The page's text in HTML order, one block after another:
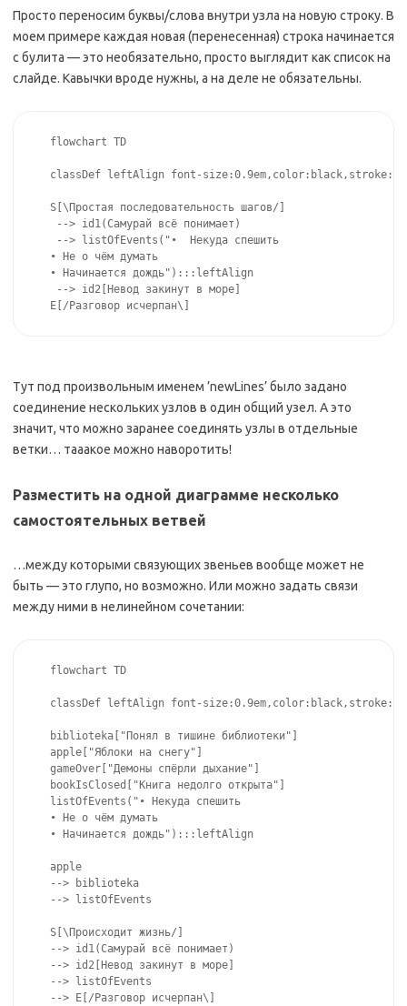
Просто переносим буквы/слова внутри узла на новую строку. В
моем примере каждая новая (перенесенная) строка начинается
с булита — это необязательно, просто выглядит как список на
слайде. Кавычки вроде нужны, а на деле не обязательны.
flowchart TD
classDef leftAlign font-
S[\Простая последовательность шагов/]
--> id1(Самурай всё понимает)
--> listOfEvents("•  Некуда спешить
• Не о чём думать
• Начинается дождь"):::leftAlign
--> id2[Невод закинут в море]
Тут под произвольным именем ’newLines’ было задано
соединение нескольких узлов в один общий узел. А это
значит, что можно заранее соединять узлы в отдельные
ветки… тааакое можно наворотить!
Разместить на одной диаграмме несколько
самостоятельных ветвей
…между которыми связующих звеньев вообще может не
быть — это глупо, но возможно. Или можно задать связи
между ними в нелинейном сочетании:
flowchart TD
classDef leftAlign font-
biblioteka["Понял в тишине библиотеки"]
apple["Яблоки на снегу"]
gameOver["Демоны спёрли дыхание"]
bookIsClosed["Книга недолго открыта"]
listOfEvents("• Некуда спешить
• Не о чём думать
• Начинается дождь"):::leftAlign
apple
--> biblioteka
--> listOfEvents
S[\Происходит жизнь/]
--> id1(Самурай всё понимает)
--> id2[Невод закинут в море]
--> listOfEvents
--> E[/Разговор исчерпан\]